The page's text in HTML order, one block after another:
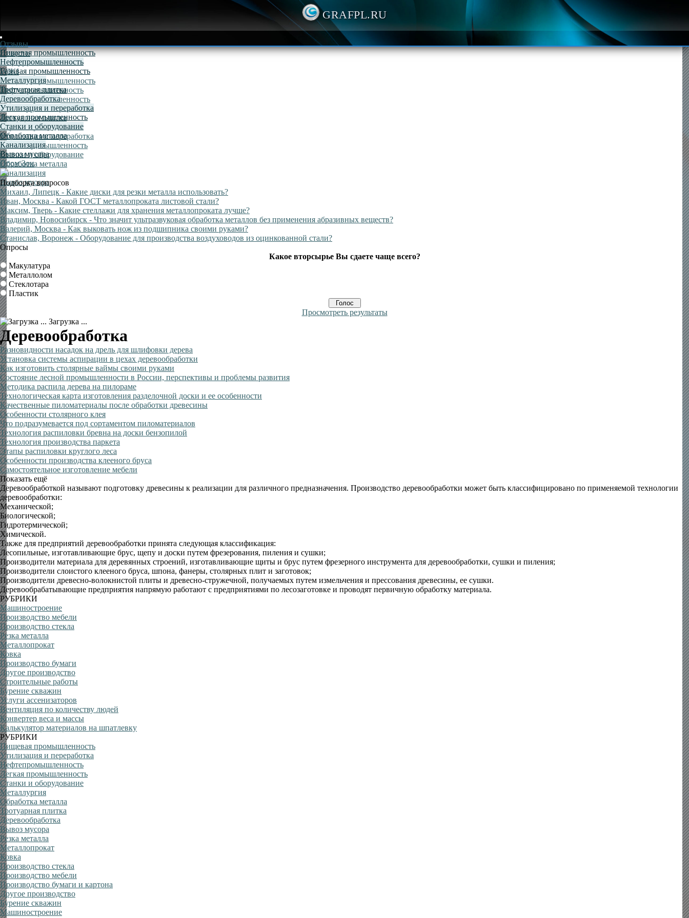
GRAFPL.RU
Отзывы
Новости
Конкурсы
WIKI
Пищевая промышленность
Нефтепромышленность
Газовая промышленность
Металлургия
Тротуарная плитка
Деревообработка
Утилизация и переработка
Легкая промышленность
Станки и оборудование
Обработка металла
Канализация
Вывоз мусора
Пищевая промышленность
Нефтепромышленность
Газовая промышленность
Металлургия
Тротуарная плитка
Деревообработка
Утилизация и переработка
Легкая промышленность
Станки и оборудование
Обработка металла
Канализация
Вывоз мусора
Пром Зон
Подборка вопросов
Михаил, Липецк - Какие диски для резки металла использовать?
Иван, Москва - Какой ГОСТ металлопроката листовой стали?
Максим, Тверь - Какие стеллажи для хранения металлопроката лучше?
Владимир, Новосибирск - Что значит ультразвуковая обработка металлов без применения абразивных веществ?
Валерий, Москва - Как выковать нож из подшипника своими руками?
Станислав, Воронеж - Оборудование для производства воздуховодов из оцинкованной стали?
Опросы
Какое вторсырье Вы сдаете чаще всего?
Макулатура
Металлолом
Стеклотара
Пластик
Просмотреть результаты
Загрузка ...
Деревообработка
Разновидности насадок на дрель для шлифовки дерева
Установка системы аспирации в цехах деревообработки
Как изготовить столярные ваймы своими руками
Состояние лесной промышленности в России, перспективы и проблемы развития
Методика распила дерева на пилораме
Технологическая карта изготовления разделочной доски и ее особенности
Качественные пиломатериалы после обработки древесины
Особенности столярного клея
Что подразумевается под сортаментом пиломатериалов
Технология распиловки бревна на доски бензопилой
Технология производства паркета
Этапы распиловки круглого леса
Особенности производства клееного бруса
Самостоятельное изготовление мебели
Показать ещё
Деревообработкой называют подготовку древесины к реализации для различного предназначения. Производство деревообработки может быть классифицировано по применяемой технологии
деревообработки:
Механической;
Биологической;
Гидротермической;
Химической.
Также для предприятий деревообработки принята следующая классификация:
Лесопильные, изготавливающие брус, щепу и доски путем фрезерования, пиления и сушки;
Производители материала для деревянных строений, изготавливающие щиты и брус путем фрезерного инструмента для деревообработки, сушки и пиления;
Производители слоистого клееного бруса, шпона, фанеры, столярных плит и заготовок;
Производители древесно-волокнистой плиты и древесно-стружечной, получаемых путем измельчения и прессования древесины, ее сушки.
Деревообрабатывающие предприятия напрямую работают с предприятиями по лесозаготовке и проводят первичную обработку материала.
РУБРИКИ
Машиностроение
Производство мебели
Производство стекла
Резка металла
Металлопрокат
Ковка
Производство бумаги
Другое производство
Строительные работы
Бурение скважин
Услуги ассенизаторов
Вентиляция по количеству людей
Конвертер веса и массы
Калькулятор материалов на шпатлевку
РУБРИКИ
Пищевая промышленность
Утилизация и переработка
Нефтепромышленность
Легкая промышленность
Станки и оборудование
Металлургия
Обработка металла
Тротуарная плитка
Деревообработка
Вывоз мусора
Резка металла
Металлопрокат
Ковка
Производство стекла
Производство мебели
Производство бумаги и картона
Другое производство
Бурение скважин
Машиностроение